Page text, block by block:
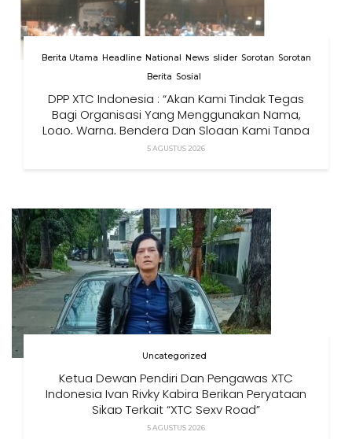
Berita Utama Headline National News slider Sorotan Sorotan
Berita Sosial
DPP XTC Indonesia : “Akan Kami Tindak Tegas
Bagi Organisasi Yang Menggunakan Nama,
Logo, Warna, Bendera Dan Slogan Kami Tanpa
Izin”
5 AGUSTUS 2026
Uncategorized
Ketua Dewan Pendiri Dan Pengawas XTC
Indonesia Ivan Rivky Kabira Berikan Peryataan
Sikap Terkait “XTC Sexy Road”
5 AGUSTUS 2026